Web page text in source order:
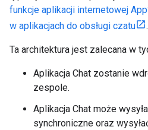
funkcje aplikacji internetowej
w aplikacjach do obsługi czatu
.
Ta architektura jest zalecana w
Aplikacja Chat zostanie
zespole.
Aplikacja Chat może
synchroniczne oraz